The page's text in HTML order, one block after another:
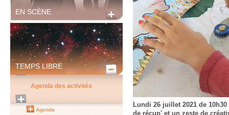
EN SCÈNE
TEMPS LIBRE
Agenda des activités
Agenda
Lundi 26 juillet 2021 de
de récup' et un zeste de